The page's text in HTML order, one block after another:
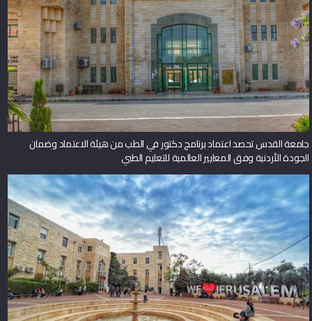
جامعة القدس تحصد اعتماد برنامج دكتور في الطب من هيئة الاعتماد وضمان
الجودة الأردنية وفق المعايير العالمية للتعليم الطبي